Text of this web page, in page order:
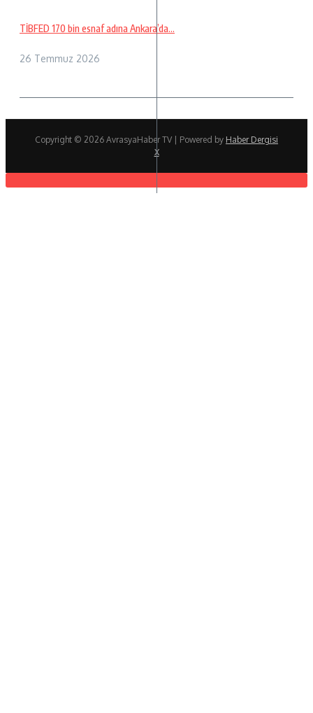
TİBFED 170 bin esnaf adına Ankara’da…
26 Temmuz 2026
Copyright © 2026 AvrasyaHaber TV | Powered by Haber Dergisi
X